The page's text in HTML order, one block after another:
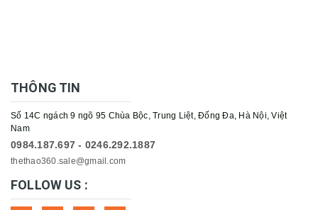
THÔNG TIN
Số 14C ngách 9 ngõ 95 Chùa Bộc, Trung Liệt, Đống Đa, Hà Nội, Việt
Nam
0984.187.697 - 0246.292.1887
thethao360.sale@gmail.com
FOLLOW US :